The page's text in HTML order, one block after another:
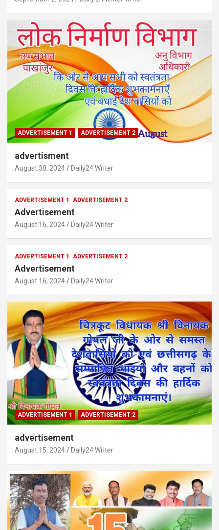
ADVERTISEMENT 1 ADVERTISEMENT 2
advertisment
August 30, 2024 Daily24 Writer
ADVERTISEMENT 1 ADVERTISEMENT 2
Advertisement
August 16, 2024 Daily24 Writer
ADVERTISEMENT 1 ADVERTISEMENT 2
Advertisement
August 16, 2024 Daily24 Writer
ADVERTISEMENT 1 ADVERTISEMENT 2
advertisement
August 15, 2024 Daily24 Writer